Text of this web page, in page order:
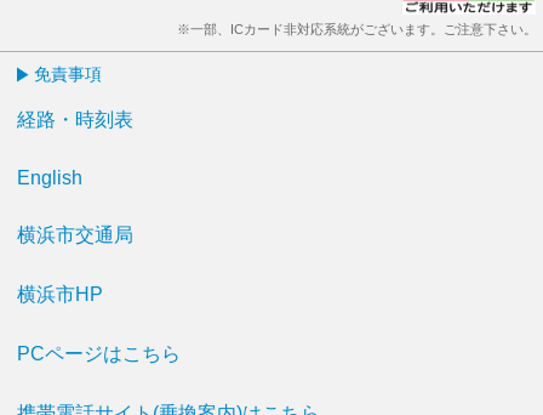
※一部、ICカード非対応系統がございます。ご注意下さい。
免責事項
経路・時刻表
English
横浜市交通局
横浜市HP
PCページはこちら